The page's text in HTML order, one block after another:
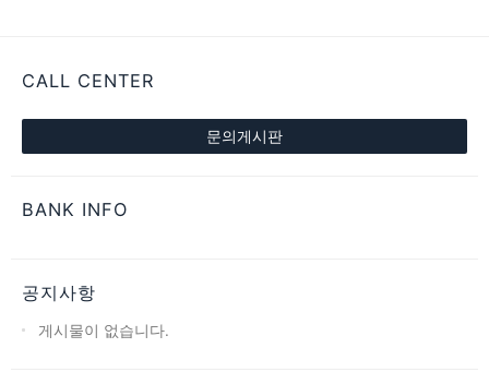
CALL CENTER
문의게시판
BANK INFO
공지사항
게시물이 없습니다.